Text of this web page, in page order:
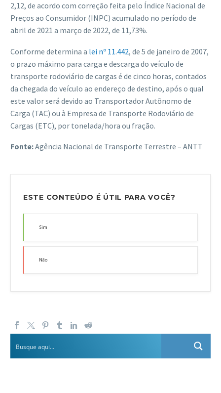
2,12, de acordo com correção feita pelo Índice Nacional de
Preços ao Consumidor (INPC) acumulado no período de
abril de 2021 a março de 2022, de 11,73%.
Conforme determina a lei nº 11.442, de 5 de janeiro de 2007,
o prazo máximo para carga e descarga do veículo de
transporte rodoviário de cargas é de cinco horas, contados
da chegada do veículo ao endereço de destino, após o qual
este valor será devido ao Transportador Autônomo de
Carga (TAC) ou à Empresa de Transporte Rodoviário de
Cargas (ETC), por tonelada/hora ou fração.
Fonte:Agência Nacional de Transporte Terrestre – ANTT
ESTE CONTEÚDO É ÚTIL PARA VOCÊ?
Sim
Não